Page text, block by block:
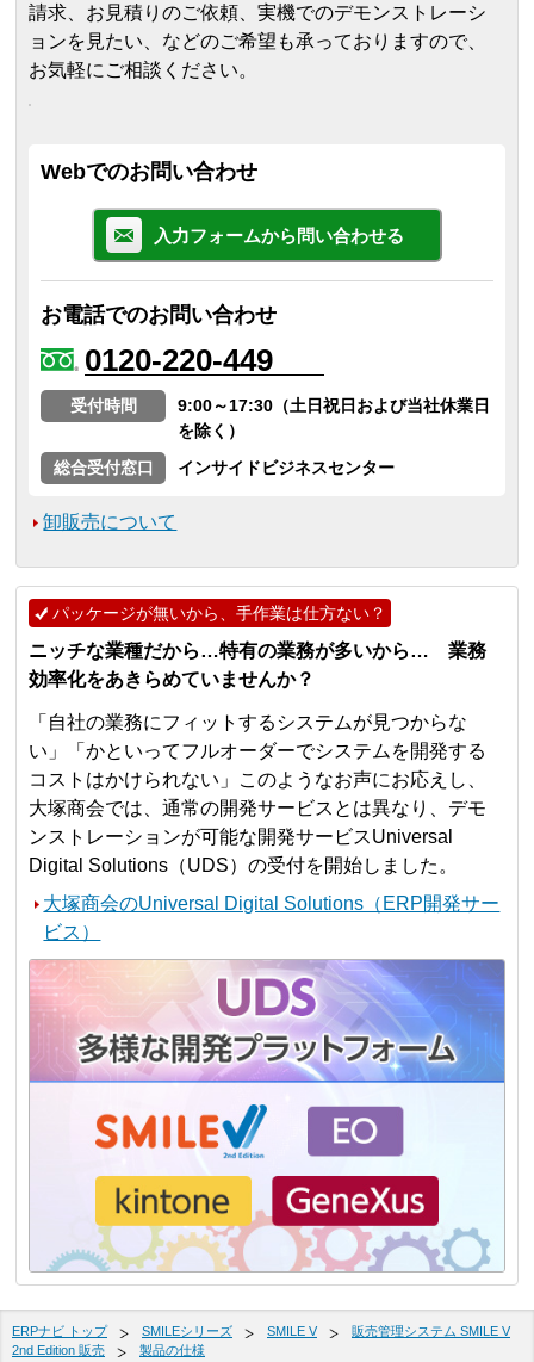
請求、お見積りのご依頼、実機でのデモンストレーシ
ョンを見たい、などのご希望も承っておりますので、
お気軽にご相談ください。
Webでのお問い合わせ
入力フォームから問い合わせる
お電話でのお問い合わせ
0120-220-449
受付時間
9:00～17:30（土日祝日および当社休業日
を除く）
総合受付窓口
インサイドビジネスセンター
卸販売について
パッケージが無いから、手作業は仕方ない？
ニッチな業種だから…特有の業務が多いから… 業務
効率化をあきらめていませんか？
「自社の業務にフィットするシステムが見つからな
い」「かといってフルオーダーでシステムを開発する
コストはかけられない」このようなお声にお応えし、
大塚商会では、通常の開発サービスとは異なり、デモ
ンストレーションが可能な開発サービスUniversal
Digital Solutions（UDS）の受付を開始しました。
大塚商会のUniversal Digital Solutions（ERP開発サー
ビス）
ERPナビ トップ SMILEシリーズ SMILE V
販売管理システム SMILE V
2nd Edition 販売
製品の仕様